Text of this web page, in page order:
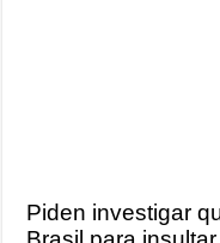
Piden investigar